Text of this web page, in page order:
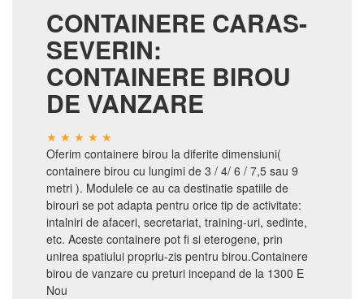
CONTAINERE CARAS-
SEVERIN:
CONTAINERE BIROU
DE VANZARE
Oferim containere birou la diferite dimensiuni(
containere birou cu lungimi de 3 / 4/ 6 / 7,5 sau 9
metri ). Modulele ce au ca destinatie spatiile de
birouri se pot adapta pentru orice tip de activitate:
intalniri de afaceri, secretariat, training-uri, sedinte,
etc. Aceste containere pot fi si eterogene, prin
unirea spatiului propriu-zis pentru birou.Containere
birou de vanzare cu preturi incepand de la 1300 E
Nou